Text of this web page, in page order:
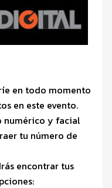
en todo momento
en este evento.
numérico y facial
tu número de
encontrar tus